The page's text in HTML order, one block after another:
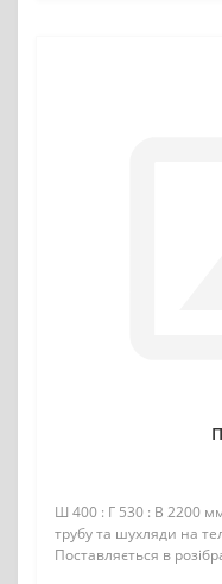
Ш 400 : Г 530 : В 2200
трубу та шухляди на
Поставляється в